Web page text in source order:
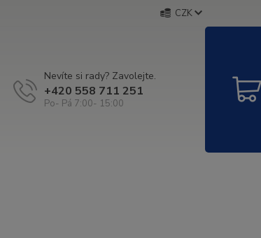
CZK
Nevíte si rady? Zavolejte.
+420 558 711 251
Po- Pá 7:00- 15:00